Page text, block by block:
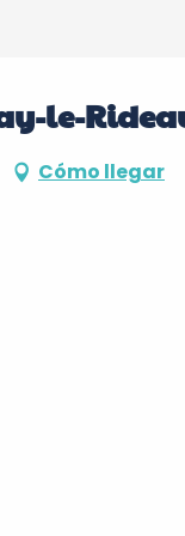
le-
Cómo llegar